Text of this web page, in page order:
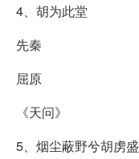
4、胡为此堂
先秦
屈原
《天问》
5、烟尘蔽野兮胡虏盛